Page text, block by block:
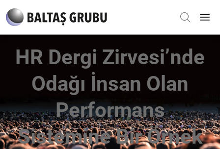
HR Dergi Zirvesi’nde
Odağı İnsan Olan
Performans
Sistemine Bir Örnek